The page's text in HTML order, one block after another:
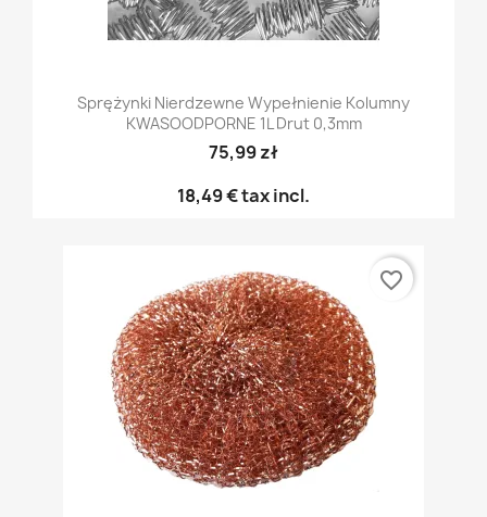
Sprężynki Nierdzewne Wypełnienie Kolumny
KWASOODPORNE 1L Drut 0,3mm
75,99 zł
18,49 €tax incl.
favorite_border